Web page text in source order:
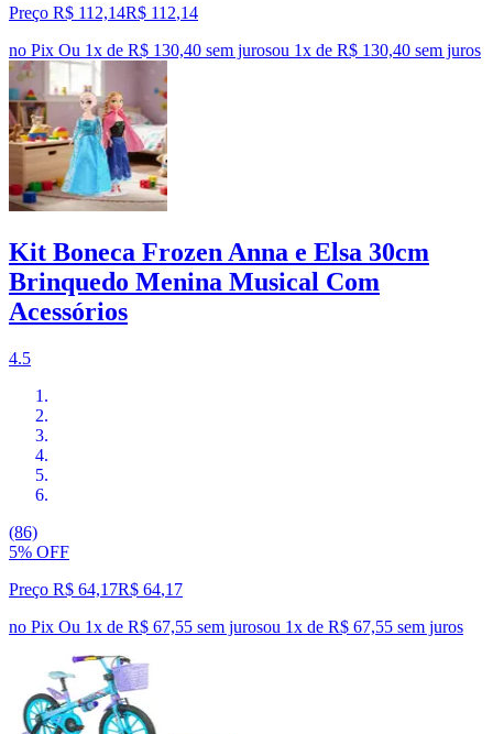
Preço R$ 112,14R$ 112,14
no Pix Ou 1x de R$ 130,40 sem jurosou 1x de R$ 130,40 sem juros
Kit Boneca Frozen Anna e Elsa 30cm
Brinquedo Menina Musical Com
Acessórios
4.5
(86)
5% OFF
Preço R$ 64,17R$ 64,17
no Pix Ou 1x de R$ 67,55 sem jurosou 1x de R$ 67,55 sem juros